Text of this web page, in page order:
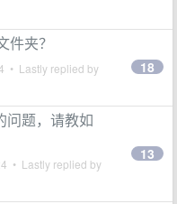
件夹？
• Lastly replied by 18
问题，请教如
• Lastly replied by
13